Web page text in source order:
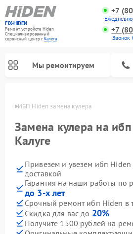
FIX-HIDEN
Ремонт устройств Hiden
Специализированный
cервисный центр г.Калуга
+7
+7
Звонок
Мы ремонтируем
ИБП Hiden замена кулера
Замена кулера на
Калуге
Привезем и увезем ибп Hiden
доставкой
Гарантия на наши работы по
до 3-х лет
Срочный ремонт ибп Hiden в
Скидка для вас до 20%
Получите 1500 рублей на